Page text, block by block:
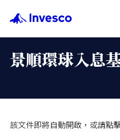
我們的基金
投資觀點
投資教育
景順環球入息
該文件即將自動開啟，或請點